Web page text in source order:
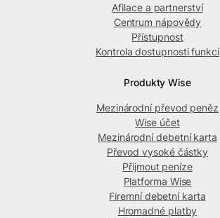
Afilace a partnerství
Centrum nápovědy
Přístupnost
Kontrola dostupnosti funkcí
Produkty Wise
Mezinárodní převod peněz
Wise účet
Mezinárodní debetní karta
Převod vysoké částky
Přijmout peníze
Platforma Wise
Firemní debetní karta
Hromadné platby